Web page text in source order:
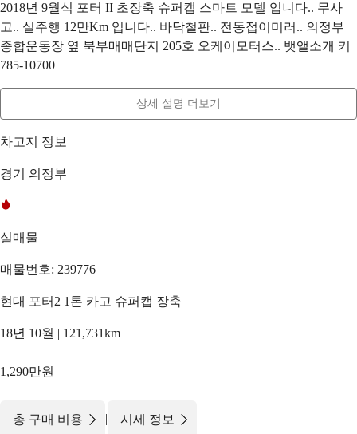
2018년 9월식 포터 II 초장축 슈퍼캡 스마트 모델 입니다.. 무사
고.. 실주행 12만Km 입니다.. 바닥철판.. 전동접이미러.. 의정부
종합운동장 옆 북부매매단지 205호 오케이모터스.. 뱃앨소개 키
785-10700
상세 설명 더보기
차고지 정보
경기 의정부
실매물
매물번호: 239776
현대 포터2 1톤 카고 슈퍼캡 장축
18년 10월 | 121,731km
1,290만원
총 구매 비용 | 시세 정보